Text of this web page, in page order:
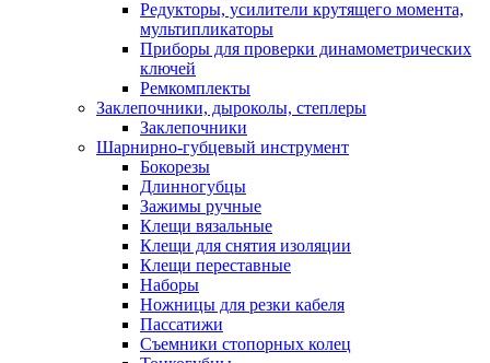
Редукторы, усилители крутящего момента,
мультипликаторы
Приборы для проверки динамометрических
ключей
Ремкомплекты
Заклепочники, дыроколы, степлеры
Заклепочники
Шарнирно-губцевый инструмент
Бокорезы
Длинногубцы
Зажимы ручные
Клещи вязальные
Клещи для снятия изоляции
Клещи переставные
Наборы
Ножницы для резки кабеля
Пассатижи
Съемники стопорных колец